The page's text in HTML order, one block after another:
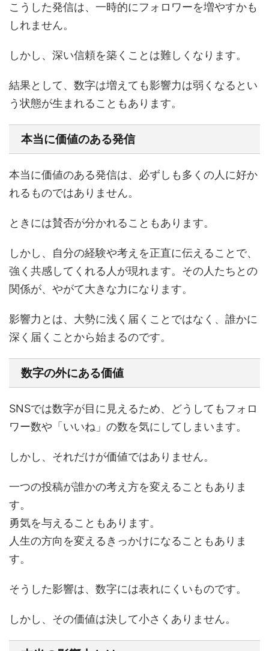
こうした発信は、一時的にフォロワーを増やすかも
しれません。
しかし、深い信頼を築くことは難しくなります。
結果として、数字は増えても影響力は弱くなるとい
う状態が生まれることもあります。
本当に価値のある発信
本当に価値のある発信は、必ずしも多くの人に好か
れるものではありません。
ときには賛否が分かれることもあります。
しかし、自分の経験や考えを正直に伝えることで、
強く共感してくれる人が現れます。その人たちとの
関係が、やがて大きな力になります。
影響力とは、大勢に浅く届くことではなく、誰かに
深く届くことから始まるのです。
数字の外にある価値
SNSでは数字が目に見えるため、どうしてもフォロ
ワー数や「いいね」の数を気にしてしまいます。
しかし、それだけが価値ではありません。
一つの投稿が誰かの考え方を変えることもありま
す。
勇気を与えることもあります。
人生の方向を変えるきっかけになることもありま
す。
そうした影響は、数字には表れにくいものです。
しかし、その価値は決して小さくありません。